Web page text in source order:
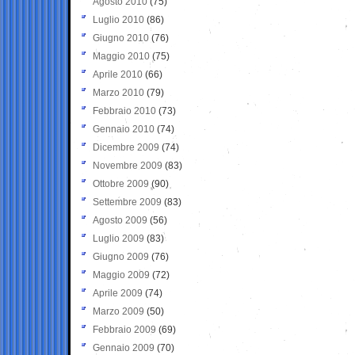
Luglio 2010 (86)
Giugno 2010 (76)
Maggio 2010 (75)
Aprile 2010 (66)
Marzo 2010 (79)
Febbraio 2010 (73)
Gennaio 2010 (74)
Dicembre 2009 (74)
Novembre 2009 (83)
Ottobre 2009 (90)
Settembre 2009 (83)
Agosto 2009 (56)
Luglio 2009 (83)
Giugno 2009 (76)
Maggio 2009 (72)
Aprile 2009 (74)
Marzo 2009 (50)
Febbraio 2009 (69)
Gennaio 2009 (70)